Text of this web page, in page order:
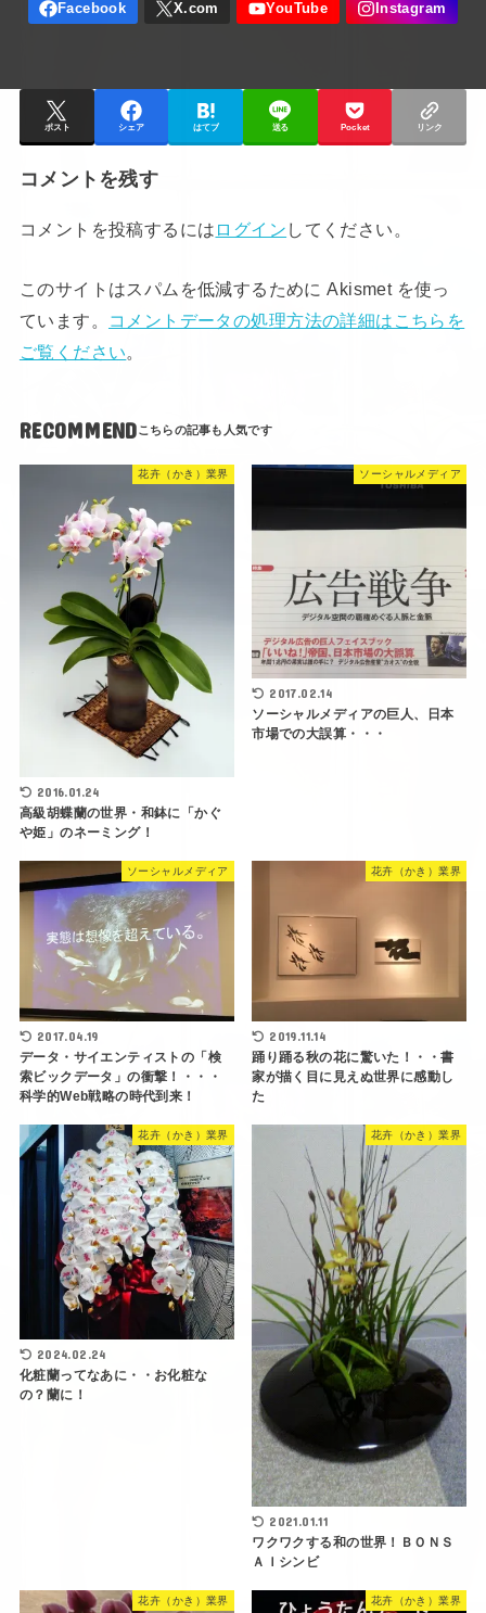
ポスト シェア はてブ 送る Pocket リンク
コメントを残す
コメントを投稿するには ログイン してください。
このサイトはスパムを低減するために Akismet を使っ
ています。
コメントデータの処理方法の詳細はこちらを
ご覧ください。
RECOMMEND
花卉（かき）業界
2016.01.24
高級胡蝶蘭の世界・和鉢に「かぐ
や姫」のネーミング！
ソーシャルメディア
2017.02.14
ソーシャルメディアの巨人、日本
市場での大誤算・・・
ソーシャルメディア
2017.04.19
データ・サイエンティストの「検
索ビックデータ」の衝撃！・・・
科学的Web戦略の時代到来！
花卉（かき）業界
2019.11.14
踊り踊る秋の花に驚いた！・・書
家が描く目に見えぬ世界に感動し
た
花卉（かき）業界
2024.02.24
化粧蘭ってなあに・・お化粧な
の？蘭に！
花卉（かき）業界
2021.01.11
ワクワクする和の世界！ＢＯＮＳ
ＡＩシンビ
花卉（かき）業界 花卉（かき）業界